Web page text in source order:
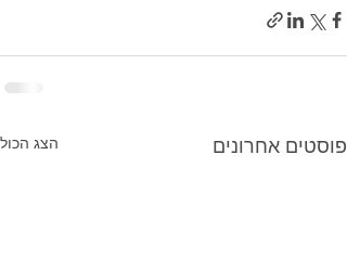
פוסטים אחרונים הצג הכול